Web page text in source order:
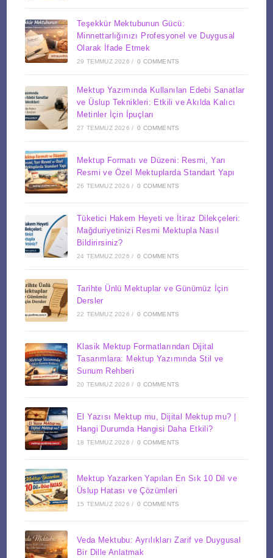
Teşekkür Mektubunun Gücü:
Minnettarlığınızı Profesyonel ve Duygusal
Olarak İfade Etmek
29 TEMMUZ 2026 / 0 COMMENTS
Mektup Yazımında Kullanılan Edebi Sanatlar
ve Üslup Teknikleri: Etkili ve Akılda Kalıcı
Metinler İçin İpuçları
27 TEMMUZ 2026 / 0 COMMENTS
Mektup Formatı ve Düzeni: Resmi, Yarı
Resmi ve Özel Mektuplarda Standart Yapı
26 TEMMUZ 2026 / 0 COMMENTS
Tüketici Hakem Heyeti ve İtiraz Dilekçeleri:
Mağduriyetinizi Resmi Mektupla Nasıl
Bildirirsiniz?
24 TEMMUZ 2026 / 0 COMMENTS
Tarihte Ünlü Mektuplar ve Günümüz İçin
Dersler
22 TEMMUZ 2026 / 0 COMMENTS
Klasik Mektup Formatlarından Dijital
Tasarımlara: Mektup Yazımında Stil ve
Sunum Rehberi
20 TEMMUZ 2026 / 0 COMMENTS
El Yazısı Mektup mu, Dijital Mektup mu? |
Hangi Durumda Hangisi Daha Etkili?
18 TEMMUZ 2026 / 0 COMMENTS
Mektup Yazarken Yapılan En Sık 10 Dil ve
Üslup Hatası ve Çözümleri
15 TEMMUZ 2026 / 0 COMMENTS
Veda Mektubu: Ayrılıkları Zarif ve Duygusal
Bir Dille Anlatmak